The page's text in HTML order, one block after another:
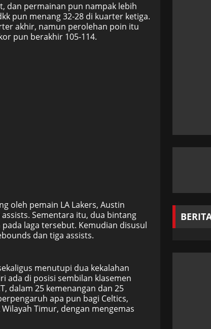
dan permainan pun nampak lebih
pun menang 32-28 di kuarter ketiga.
akhir, namun perolehan poin itu
pun berakhir 105-114.
oleh pemain LA Lakers, Austin
Sementara itu, dua bintang
laga tersebut. Kemudian disusul
dan tiga assists.
menutupi dua kekalahan
ada di posisi sembilan klasemen
dalam 25 kemenangan dan 25
apa pun bagi Celtics,
Timur, dengan mengemas